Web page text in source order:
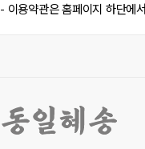
- 이용약관은 홈페이지 하단에